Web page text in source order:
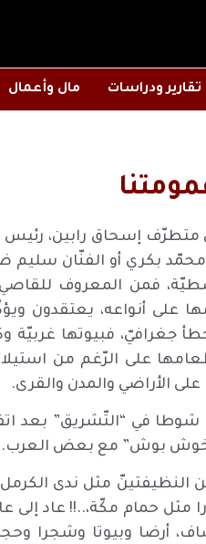
تقارير ودراسات مال وأعمال
يمينيّ متطرّف إسحاق رابين،
بكري أو الفنّان سليم
فمن المعروف للقاصي
على أنواعه، يعتقدون
جغرافيّ، فبيوتها غربيّة
على الرّغم من
الأراضي والمدن والقرى.
في “التّشريق” بعد
“خوش بوش” مع بعض
النظيفتينّ مثل ندى
حمام مكّة،..!! عاد إلى
أرضا وبيوتا وشجرا